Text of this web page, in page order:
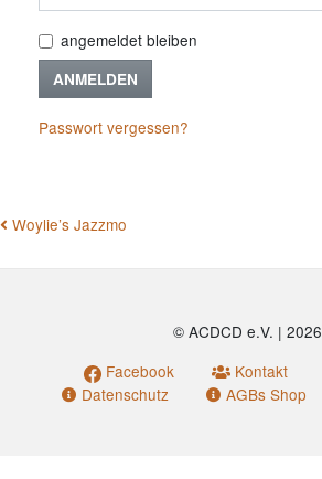
angemeldet bleiben
ANMELDEN
Passwort vergessen?
BEITRAGSNAVIGATION
Woylie’s Jazzmo
© ACDCD e.V. | 2026
Facebook
Kontakt
Datenschutz
AGBs Shop